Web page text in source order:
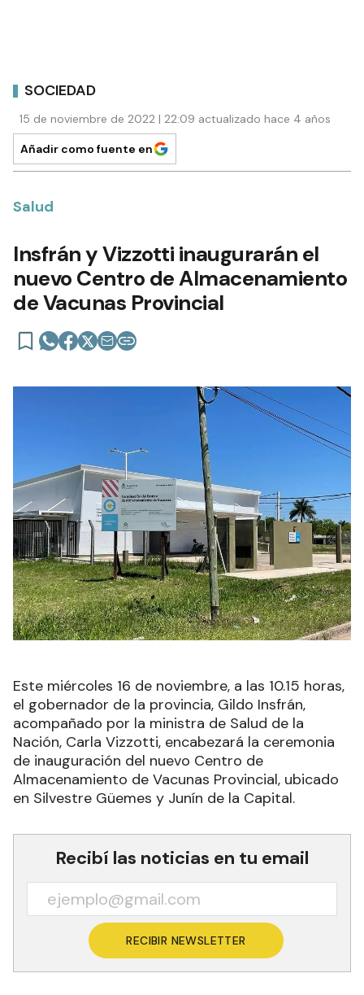
SOCIEDAD
15 de noviembre de 2022 | 22:09 actualizado hace 4 años
Añadir como fuente en
Salud
Insfrán y Vizzotti inaugurarán el
nuevo Centro de Almacenamiento
de Vacunas Provincial
Este miércoles 16 de noviembre, a las 10.15 horas,
el gobernador de la provincia, Gildo Insfrán,
acompañado por la ministra de Salud de la
Nación, Carla Vizzotti, encabezará la ceremonia
de inauguración del nuevo Centro de
Almacenamiento de Vacunas Provincial, ubicado
en Silvestre Güemes y Junín de la Capital.
Recibí las noticias en tu email
RECIBIR NEWSLETTER